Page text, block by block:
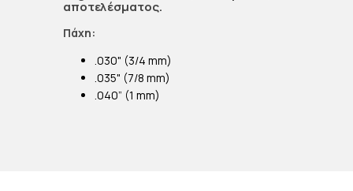
αποτελέσματος.
Πάχη:
.030" (3/4 mm)
.035" (7/8 mm)
.040” (1 mm)